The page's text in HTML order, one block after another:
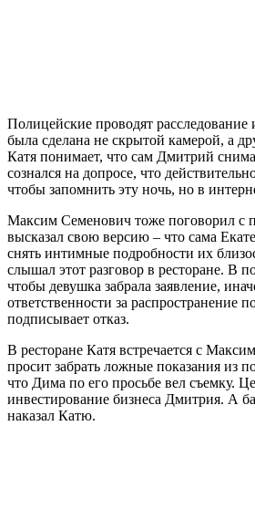
Полицейские проводят расследование
была сделана не скрытой камерой, а
Катя понимает, что сам Дмитрий
сознался на допросе, что
чтобы запомнить эту ночь, но в
Максим Семенович тоже поговорил с
высказал свою версию – что сама
снять интимные подробности их
слышал этот разговор в ресторане. В
чтобы девушка забрала заявление,
ответственности за распространение
подписывает отказ.
В ресторане Катя встречается с
просит забрать ложные показания из
что Дима по его просьбе вел съемку.
инвестирование бизнеса Дмитрия. А
наказал Катю.